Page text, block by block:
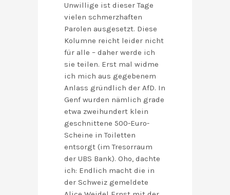
Unwillige ist dieser Tage
vielen schmerzhaften
Parolen ausgesetzt. Diese
Kolumne reicht leider nicht
für alle – daher werde ich
sie teilen. Erst mal widme
ich mich aus gegebenem
Anlass gründlich der AfD. In
Genf wurden nämlich grade
etwa zweihundert klein
geschnittene 500-Euro-
Scheine in Toiletten
entsorgt (im Tresorraum
der UBS Bank). Oho, dachte
ich: Endlich macht die in
der Schweiz gemeldete